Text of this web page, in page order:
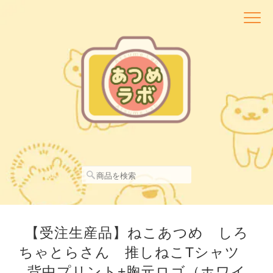
【受注生産品】ねこあつめ しろ
ちゃとらさん 推しねこTシャツ